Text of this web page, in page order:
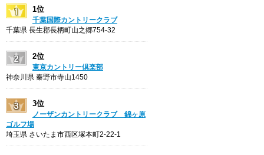
1位
千葉国際カントリークラブ
千葉県 長生郡長柄町山之郷754-32
2位
東京カントリー倶楽部
神奈川県 秦野市寺山1450
3位
ノーザンカントリークラブ 錦ヶ原
ゴルフ場
埼玉県 さいたま市西区塚本町2-22-1